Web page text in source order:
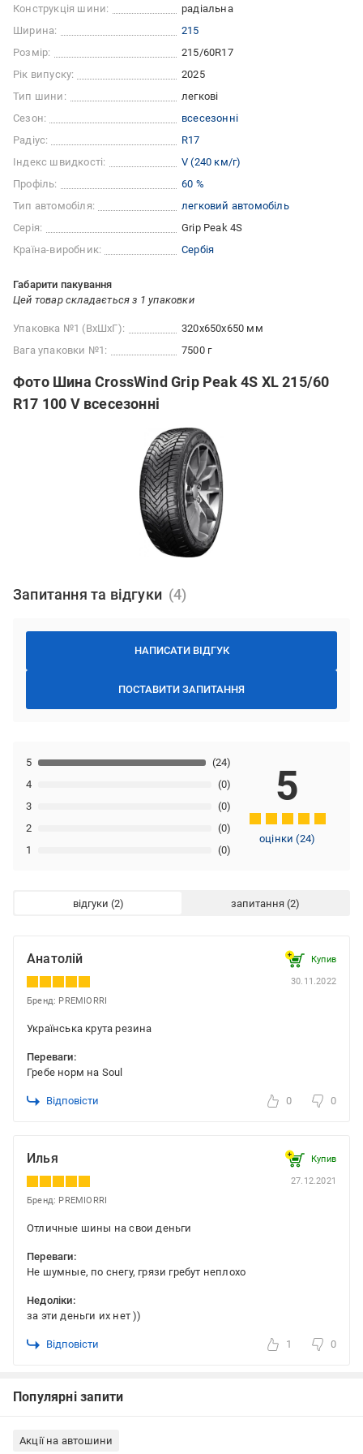
Конструкція шини:
радіальна
Ширина:
215
Розмір:
215/60R17
Рік випуску:
2025
Тип шини:
легкові
Сезон:
всесезонні
Радіус:
R17
Індекс швидкості:
V (240 км/г)
Профіль:
60 %
Тип автомобіля:
легковий автомобіль
Серія:
Grip Peak 4S
Країна-виробник:
Сербія
Габарити пакування
Цей товар складається з 1 упаковки
Упаковка №1 (ВхШхГ):
320x650x650 мм
Вага упаковки №1:
7500 г
Фото Шина CrossWind Grip Peak 4S XL 215/60
R17 100 V всесезонні
Запитання та відгуки
НАПИСАТИ ВІДГУК
ПОСТАВИТИ ЗАПИТАННЯ
1 (0)
2 (0)
3 (0)
4 (0)
5 (24)
5
оцінки(24)
відгуки запитання
Анатолій Купив
30.11.2022
Бренд: PREMIORRI
Українська крута резина
Переваги:
Гребе норм на Soul
Відповісти 0 0
Илья Купив
27.12.2021
Бренд: PREMIORRI
Отличные шины на свои деньги
Переваги:
Не шумные, по снегу, грязи гребут неплохо
Недоліки:
за эти деньги их нет ))
Відповісти 1 0
Популярні запити
Акції на автошини